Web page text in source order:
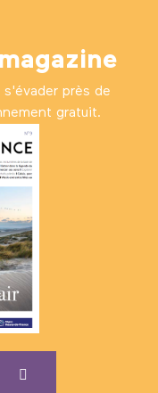
s'évader près de
gratuit.